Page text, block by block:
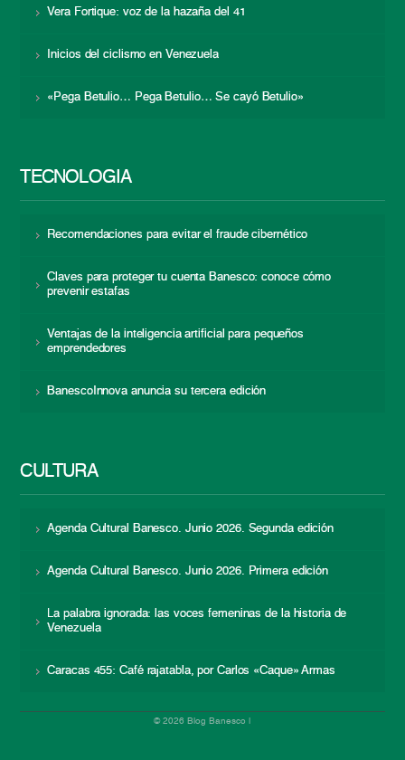
Vera Fortique: voz de la hazaña del 41
Inicios del ciclismo en Venezuela
«Pega Betulio… Pega Betulio… Se cayó Betulio»
TECNOLOGÍA
Recomendaciones para evitar el fraude cibernético
Claves para proteger tu cuenta Banesco: conoce cómo
prevenir estafas
Ventajas de la inteligencia artificial para pequeños
emprendedores
BanescoInnova anuncia su tercera edición
CULTURA
Agenda Cultural Banesco. Junio 2026. Segunda edición
Agenda Cultural Banesco. Junio 2026. Primera edición
La palabra ignorada: las voces femeninas de la historia de
Venezuela
Caracas 455: Café rajatabla, por Carlos «Caque» Armas
© 2026 Blog Banesco |